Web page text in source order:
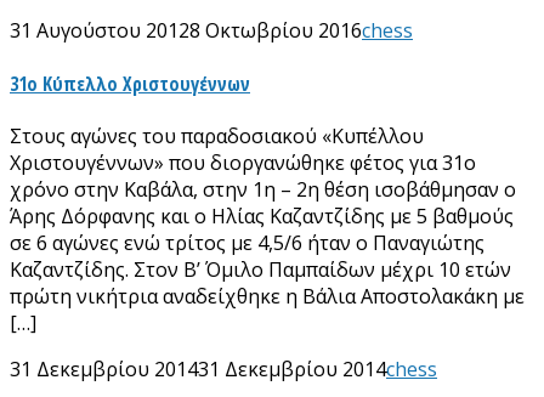
31 Αυγούστου 20128 Οκτωβρίου 2016chess
31ο Κύπελλο Χριστουγέννων
Στους αγώνες του παραδοσιακού «Κυπέλλου
Χριστουγέννων» που διοργανώθηκε φέτος για 31ο
χρόνο στην Καβάλα, στην 1η – 2η θέση ισοβάθμησαν ο
Άρης Δόρφανης και ο Ηλίας Καζαντζίδης με 5 βαθμούς
σε 6 αγώνες ενώ τρίτος με 4,5/6 ήταν ο Παναγιώτης
Καζαντζίδης. Στον Β’ Όμιλο Παμπαίδων μέχρι 10 ετών
πρώτη νικήτρια αναδείχθηκε η Βάλια Αποστολακάκη με
[…]
31 Δεκεμβρίου 201431 Δεκεμβρίου 2014chess